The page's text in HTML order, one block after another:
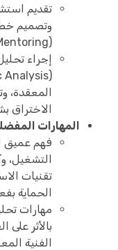
تقديم
وتصميم
(Mentoring) ومراجعة تقاريرهم النهائية بدقة.
إجراء
المعقدة،
الاختراق
المهارات
فهم عميق
التشغيل،
الحماية
مهارات
بالأثر على
الفنية